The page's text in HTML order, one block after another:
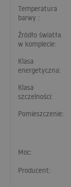
Temperatura
barwy :
Źródło światła
w komplecie:
Klasa
energetyczna:
Klasa
szczelności:
Pomieszczenie:
Moc:
Producent: